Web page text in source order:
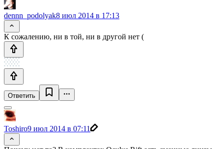
dennn_podolyak8 июл 2014 в 17:13
К сожалению, ни в той, ни в другой нет (
Ответить
Toshiro9 июл 2014 в 07:11